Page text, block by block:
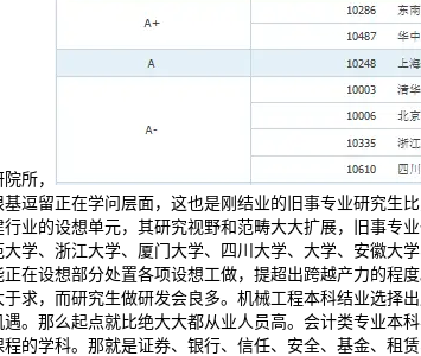
所，
逗留正在学问层面，这也是刚结业的旧事专业研究生
业的设想单元，其研究视野和范畴大大扩展，旧事专
学、浙江大学、厦门大学、四川大学、大学、安徽大
在设想部分处置各项设想工做，提超出跨越产力的程
求，而研究生做研发会良多。机械工程本科结业选择
。那么起点就比绝大大都从业人员高。会计类专业本
的学科。那就是证券、银行、信任、安全、基金、租